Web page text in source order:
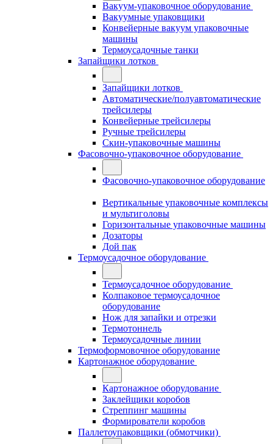
Вакуум-упаковочное оборудование
Вакуумные упаковщики
Конвейерные вакуум упаковочные
машины
Термоусадочные танки
Запайщики лотков
Запайщики лотков
Автоматические/полуавтоматические
трейсилеры
Конвейерные трейсилеры
Ручные трейсилеры
Скин-упаковочные машины
Фасовочно-упаковочное оборудование
Фасовочно-упаковочное оборудование
Вертикальные упаковочные комплексы
и мультиголовы
Горизонтальные упаковочные машины
Дозаторы
Дой пак
Термоусадочное оборудование
Термоусадочное оборудование
Колпаковое термоусадочное
оборудование
Нож для запайки и отрезки
Термотоннель
Термоусадочные линии
Термоформовочное оборудование
Картонажное оборудование
Картонажное оборудование
Заклейщики коробов
Стреппинг машины
Формирователи коробов
Паллетоупаковщики (обмотчики)